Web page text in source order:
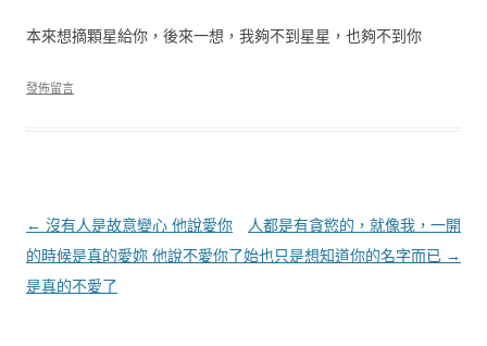
本來想摘顆星給你，後來一想，我夠不到星星，也夠不到你
發佈留言
文章導覽
← 沒有人是故意變心 他說愛你
的時候是真的愛妳 他說不愛你了
是真的不愛了
人都是有貪慾的，就像我，一開
始也只是想知道你的名字而已 →